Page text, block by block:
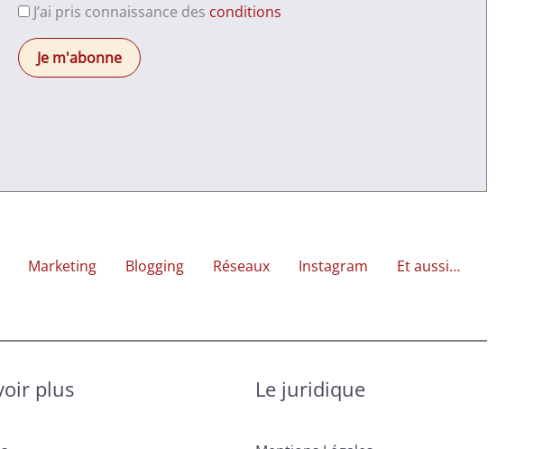
J’ai pris connaissance des conditions
Marketing Blogging Réseaux Instagram Et aussi…
plus Le juridique